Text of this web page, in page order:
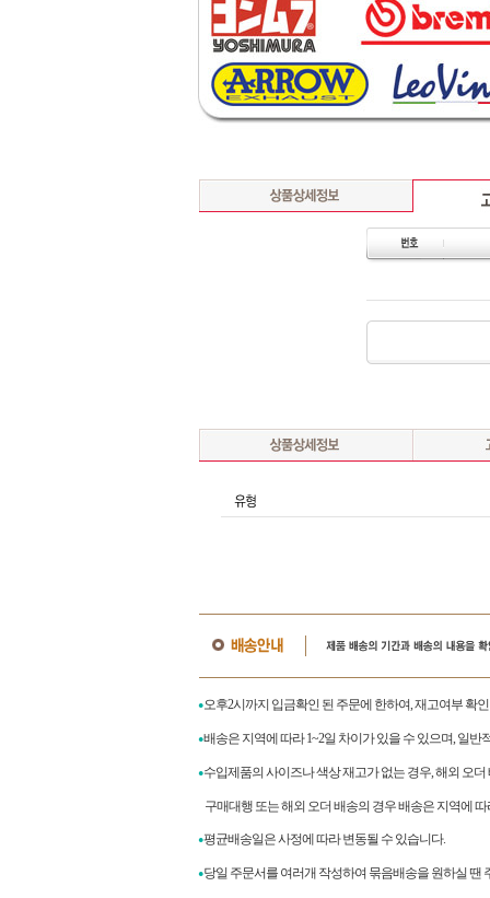
●오후2시까지 입금확인 된 주문에 한하여, 재고여부 확
●배송은 지역에 따라 1~2일 차이가 있을 수 있으며, 일
●수입제품의 사이즈나 색상 재고가 없는 경우, 해외 오
구매대행 또는 해외 오더 배송의 경우 배송은 지역에
●평균배송일은 사정에 따라 변동될 수 있습니다.
●당일 주문서를 여러개 작성하여 묶음배송을 원하실